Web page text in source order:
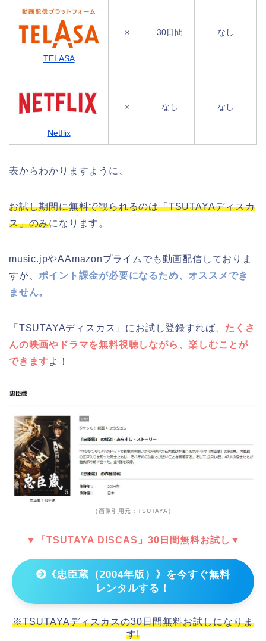
TELASA
× 30日間 なし
Netflix
× なし なし
表からわかりますように、
お試し期間に無料で観られるのは「TSUTAYAディスカ
ス」のみになります。
music.jpやAAmazonプライムでも動画配信しておりま
すが、ポイント課金が必要になるため、オススメでき
ません。
「TSUTAYAディスカス」にお試し登録すれば、 たくさ
んの映画やドラマを無料視聴しながら、楽しむことが
できますよ！
（画像引用元：TSUTAYA）
▼「TSUTAYA DISCAS」30日間無料お試し▼
《忠臣蔵（2004年版）》を今すぐ無料
レンタルする！
※TSUTAYAディスカスの30日間無料お試しになりま
す!